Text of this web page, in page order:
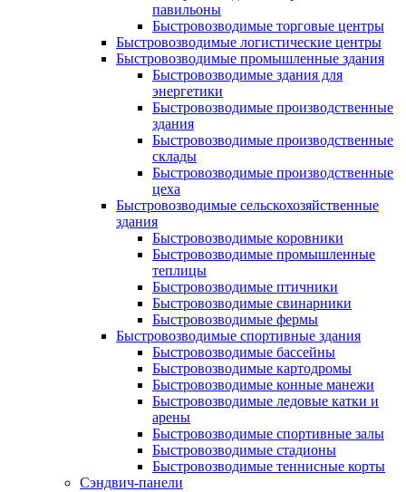
павильоны
Быстровозводимые торговые центры
Быстровозводимые логистические центры
Быстровозводимые промышленные здания
Быстровозводимые здания для
энергетики
Быстровозводимые производственные
здания
Быстровозводимые производственные
склады
Быстровозводимые производственные
цеха
Быстровозводимые сельскохозяйственные
здания
Быстровозводимые коровники
Быстровозводимые промышленные
теплицы
Быстровозводимые птичники
Быстровозводимые свинарники
Быстровозводимые фермы
Быстровозводимые спортивные здания
Быстровозводимые бассейны
Быстровозводимые картодромы
Быстровозводимые конные манежи
Быстровозводимые ледовые катки и
арены
Быстровозводимые спортивные залы
Быстровозводимые стадионы
Быстровозводимые теннисные корты
Сэндвич-панели